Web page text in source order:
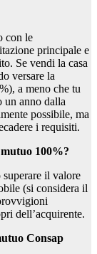
con le
principale e
Se vendi la casa
versare la
a meno che tu
un anno dalla
possibile, ma
i requisiti.
100%?
il valore
(si considera il
dell’acquirente.
Consap